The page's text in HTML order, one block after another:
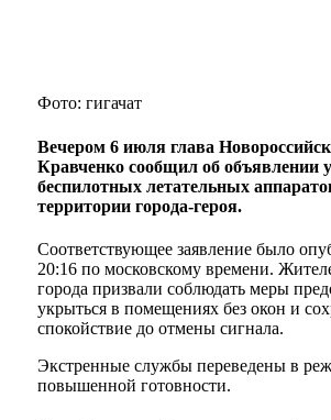
Фото: гигачат
Вечером 6 июля глава
Кравченко сообщил об объявлении
беспилотных летательных
территории города-героя.
Соответствующее заявление было
20:16 по московскому времени.
города призвали соблюдать меры
укрыться в помещениях без окон и
спокойствие до отмены сигнала.
Экстренные службы переведены в
повышенной готовности.